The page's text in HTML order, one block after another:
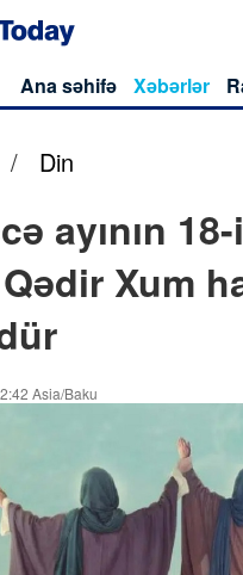
Ana səhifə Xəbərlər
/ Din
ayının
Xum
Asia/Baku